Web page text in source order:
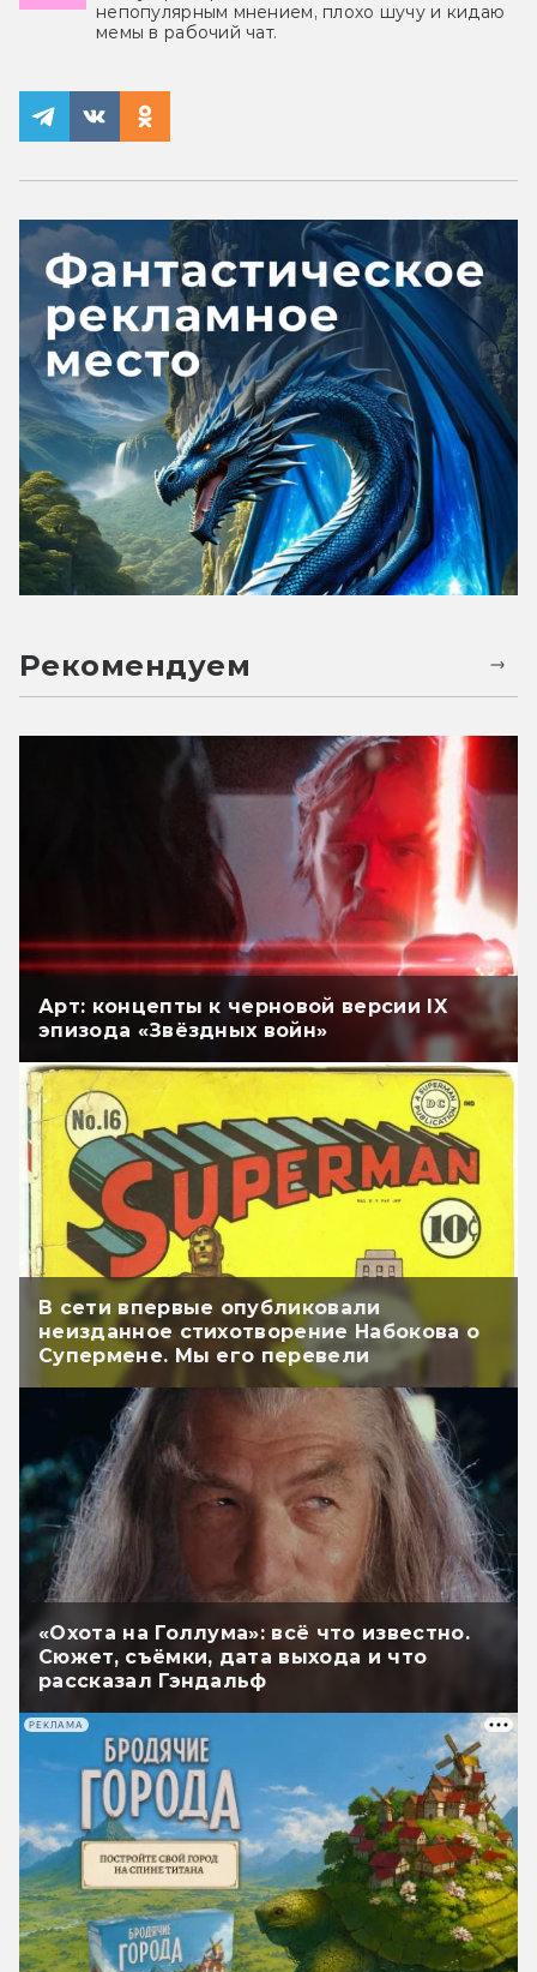
непопулярным мнением, плохо шучу и кидаю
мемы в рабочий чат.
Рекомендуем
Арт: концепты к черновой версии IX
эпизода «Звёздных войн»
В сети впервые опубликовали
неизданное стихотворение Набокова о
Супермене. Мы его перевели
«Охота на Голлума»: всё что известно.
Сюжет, съёмки, дата выхода и что
рассказал Гэндальф
РЕКЛАМА